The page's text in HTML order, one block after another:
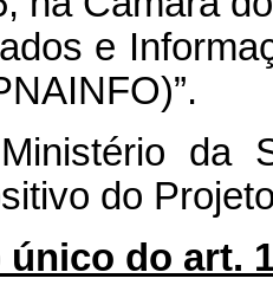
e
da
do
único do art.